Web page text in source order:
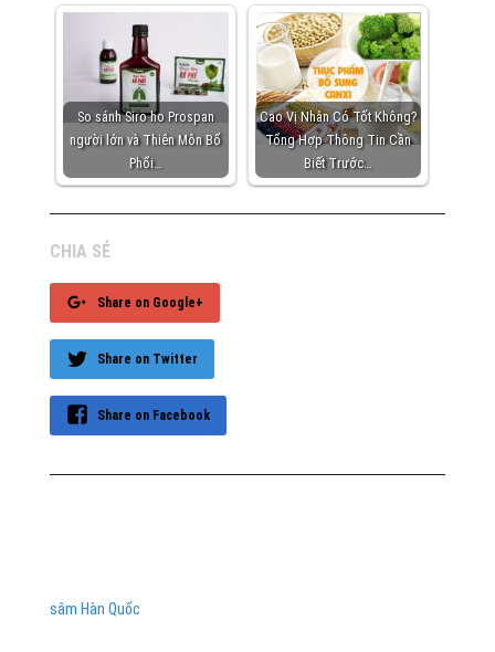
So sánh Siro ho Prospan
người lớn và Thiên Môn Bổ
Phổi…
Cao Vị Nhân Có Tốt Không?
Tổng Hợp Thông Tin Cần
Biết Trước…
CHIA SẺ
Share on Google+
Share on Twitter
Share on Facebook
sâm Hàn Quốc